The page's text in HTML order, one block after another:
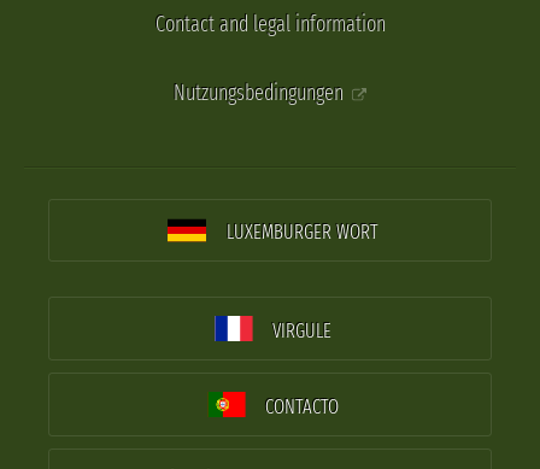
Contact and legal information
Nutzungsbedingungen
LUXEMBURGER WORT
VIRGULE
CONTACTO